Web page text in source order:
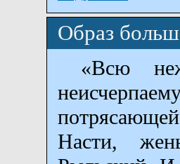
Образ
«Всю
Насти,